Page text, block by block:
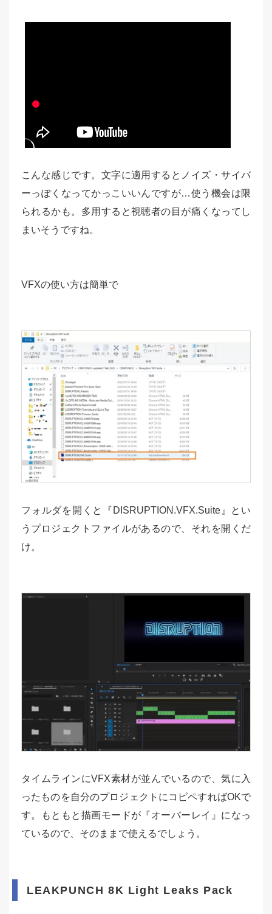
こんな感じです。文字に適用するとノイズ・サイバ
ーっぽくなってかっこいいんですが…使う機会は限
られるかも。多用すると視聴者の目が痛くなってし
まいそうですね。
VFXの使い方は簡単で
フォルダを開くと『DISRUPTION.VFX.Suite』とい
うプロジェクトファイルがあるので、それを開くだ
け。
タイムラインにVFX素材が並んでいるので、気に入
ったものを自分のプロジェクトにコピペすればOKで
す。もともと描画モードが『オーバーレイ』になっ
ているので、そのままで使えるでしょう。
LEAKPUNCH 8K Light Leaks Pack